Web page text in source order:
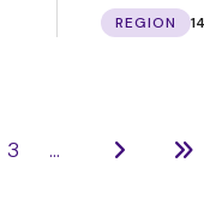
REGION
3 ...